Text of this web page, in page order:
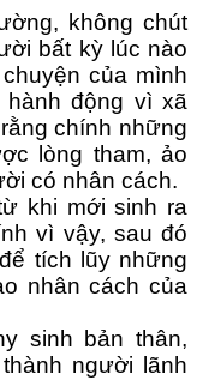
không chút
bất kỳ lúc nào
của mình
hành động vì xã
chính những
lòng tham, ảo
có nhân cách.
khi mới sinh ra
vì vậy, sau đó
tích lũy những
nhân cách của
sinh bản thân,
người lãnh